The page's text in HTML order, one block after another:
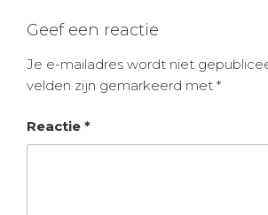
Geef een reactie
Je e-mailadres wordt niet
velden zijn gemarkeerd met *
Reactie *